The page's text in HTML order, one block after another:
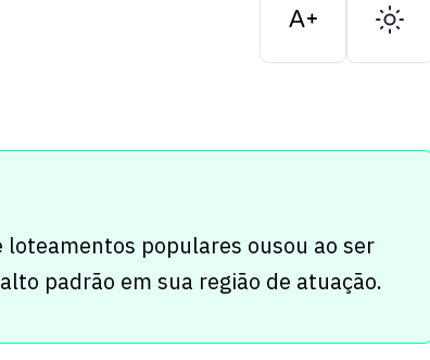
populares ousou ao ser
padrão em sua região de atuação.